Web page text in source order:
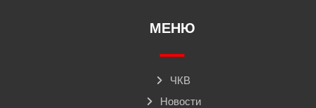
МЕНЮ
ЧКВ
Новости